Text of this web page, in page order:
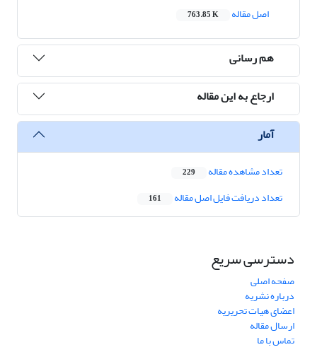
اصل مقاله
763.85 K
هم رسانی
ارجاع به این مقاله
آمار
تعداد مشاهده مقاله 229
تعداد دریافت فایل اصل مقاله 161
دسترسی سریع
صفحه اصلی
درباره نشریه
اعضای هیات تحریریه
ارسال مقاله
تماس با ما